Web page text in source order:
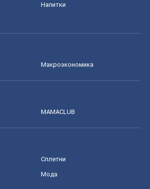
Напитки
Mакроэкономика
MAMACLUB
Сплетни
Мода